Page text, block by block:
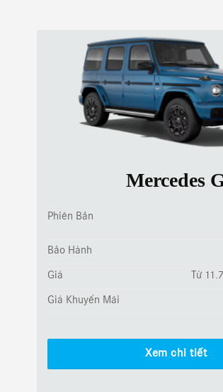
Mercedes
Phiên Bản
Bảo Hành
Giá Từ
Giá Khuyến Mãi
Xem chi tiết